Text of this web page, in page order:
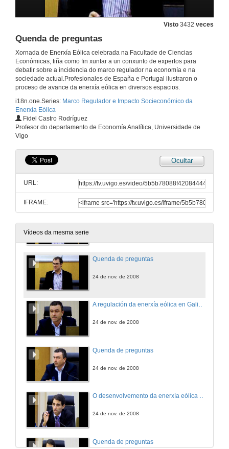
Visto 3432 veces
Quenda de preguntas
Xornada de Enerxía Eólica celebrada na Facultade de Ciencias
Económicas, tiña como fin xuntar a un conxunto de expertos para
debatir sobre a incidencia do marco regulador na economía e na
sociedade actual.Profesionales de España e Portugal ilustraron o
proceso de avance da enerxía eólica en diversos espacios.
i18n.one.Series: Marco Regulador e Impacto Socieconómico da
Enerxía Eólica
Fidel Castro Rodríguez
Profesor do departamento de Economía Analítica, Universidade de
Vigo
Ocultar
URL:
IFRAME:
Vídeos da mesma serie
prIntervención de Santiago Gómez
24 de nov. de 2008
A reforma liberalizadora do sector eléctrico español
Quenda de preguntas
24 de nov. de 2008
A regulación da enerxía eólica en Galiza: retos e oportunidades
24 de nov. de 2008
Quenda de preguntas
24 de nov. de 2008
O desenvolvemento da enerxía eólica en Portugal: analizando a incidencia do marco regulador
24 de nov. de 2008
Quenda de preguntas